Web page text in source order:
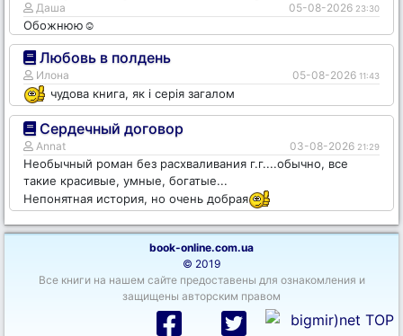
Даша 05-08-2026 23:30
Обожнюю☺️
Любовь в полдень
Илона 05-08-2026 11:43
чудова книга, як і серія загалом
Сердечный договор
Annat 03-08-2026 21:29
Необычный роман без расхваливания г.г....обычно, все
такие красивые, умные, богатые...
Непонятная история, но очень добрая
book-online.com.ua
© 2019
Все книги на нашем сайте предоставены для ознакомления и
защищены авторским правом